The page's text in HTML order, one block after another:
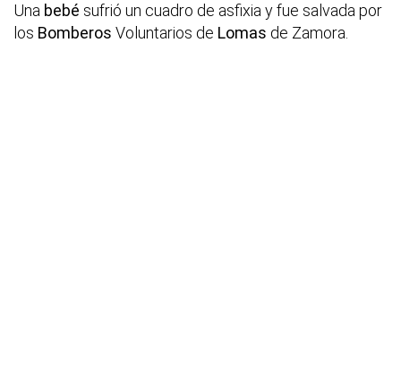
Una bebé sufrió un cuadro de asfixia y fue salvada por
los Bomberos Voluntarios de Lomas de Zamora.